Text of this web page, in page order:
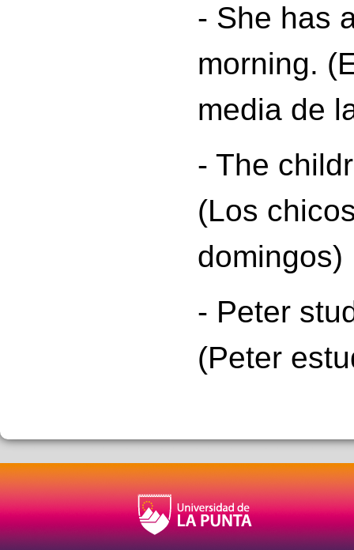
- She has
morning. (
media de
- The
(Los
domingos)
- Peter
(Peter